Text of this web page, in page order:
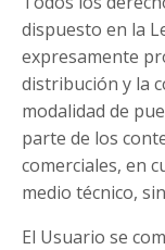
dispuesto en la
expresamente
distribución y la
modalidad de
parte de los
comerciales, en
medio técnico,
El Usuario se